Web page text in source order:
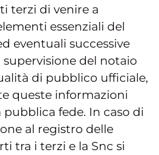
terzi di venire a
essenziali del
eventuali successive
del notaio
di pubblico ufficiale,
queste informazioni
fede. In caso di
al registro delle
tra i terzi e la Snc si